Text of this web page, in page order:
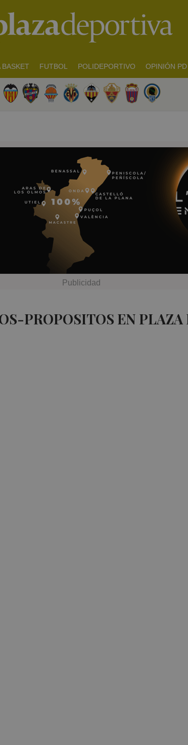
BASKET FUTBOL POLIDEPORTIVO OPINIÓN PD
PROPOSITOS EN